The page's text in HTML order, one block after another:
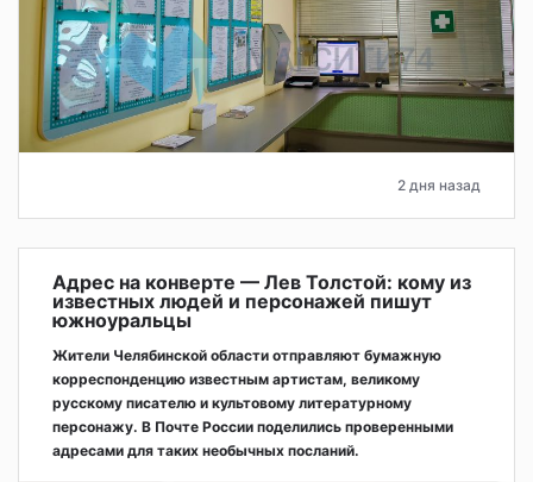
2 дня назад
Адрес на конверте — Лев Толстой: кому из
известных людей и персонажей пишут
южноуральцы
Жители Челябинской области отправляют бумажную
корреспонденцию известным артистам, великому
русскому писателю и культовому литературному
персонажу. В Почте России поделились проверенными
адресами для таких необычных посланий.